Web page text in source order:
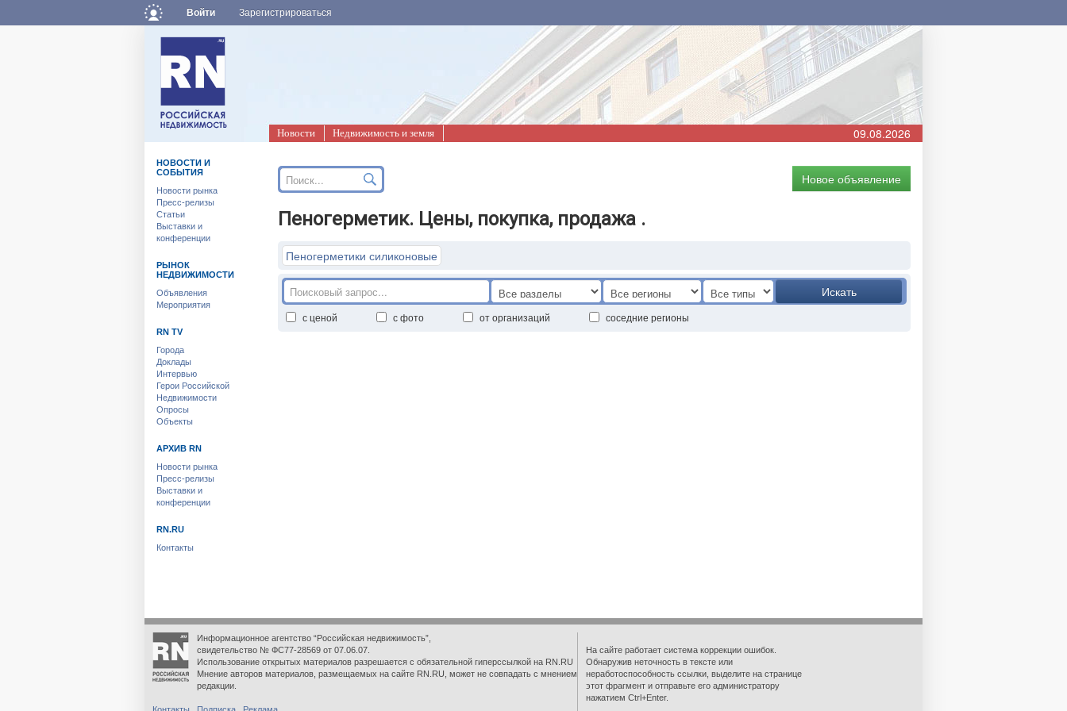
Войти Зарегистрироваться
Новости Недвижимость и земля 09.08.2026
Новое объявление
Пеногерметик. Цены, покупка, продажа .
Пеногерметики силиконовые
Искать
с ценой с фото от организаций соседние регионы
НОВОСТИ И
СОБЫТИЯ
Новости рынка
Пресс-релизы
Статьи
Выставки и
конференции
РЫНОК
НЕДВИЖИМОСТИ
Объявления
Мероприятия
RN TV
Города
Доклады
Интервью
Герои Российской
Недвижимости
Опросы
Объекты
АРХИВ RN
Новости рынка
Пресс-релизы
Выставки и
конференции
RN.RU
Контакты
Информационное агентство “Российская недвижимость”,
свидетельство № ФС77-28569 от 07.06.07.
Использование открытых материалов разрешается с обязательной гиперссылкой на RN.RU
Мнение авторов материалов, размещаемых на сайте RN.RU, может не совпадать с мнением
редакции.
На сайте работает система коррекции ошибок.
Обнаружив неточность в тексте или
неработоспособность ссылки, выделите на странице
этот фрагмент и отправьте его администратору
нажатием Ctrl+Enter.